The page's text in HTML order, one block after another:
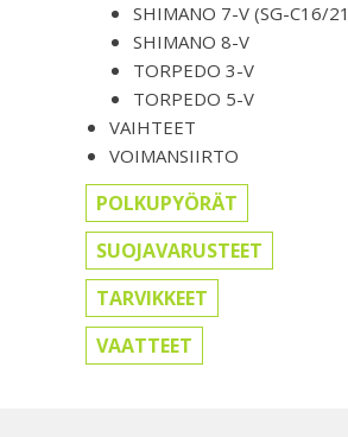
SHIMANO 7-V (SG-C16/
SHIMANO 8-V
TORPEDO 3-V
TORPEDO 5-V
VAIHTEET
VOIMANSIIRTO
POLKUPYÖRÄT
SUOJAVARUSTEET
TARVIKKEET
VAATTEET